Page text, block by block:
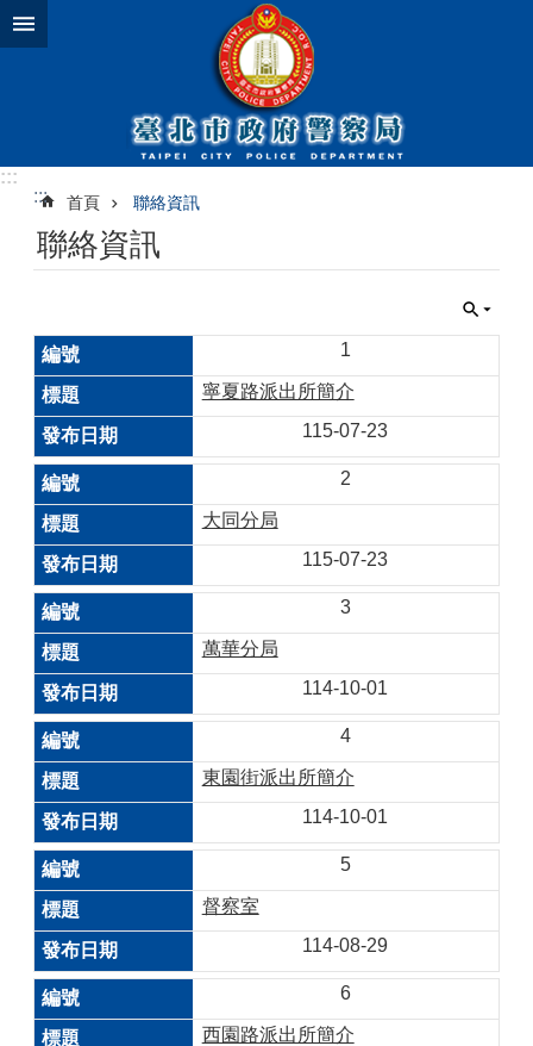
跳到主要內容區塊
:::
::: 首頁 聯絡資訊
聯絡資訊
1
寧夏路派出所簡介
115-07-23
2
大同分局
115-07-23
3
萬華分局
114-10-01
4
東園街派出所簡介
114-10-01
5
督察室
114-08-29
6
西園路派出所簡介